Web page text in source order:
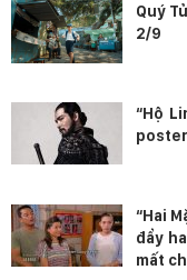
Quý
2/9
“Hộ
“Hai
đẩy
mất